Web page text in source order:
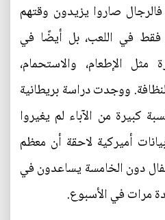
فالرجال صاروا يزيدون وقتهم
فقط في اللعب، بل أيضًا في
مثل الإطعام، والاستحمام،
ووجدت دراسة بريطانية
كبيرة من الآباء لم يغيروا
أميركية لاحقة أن معظم
دون الخامسة يساعدون في
مرات في الأسبوع.